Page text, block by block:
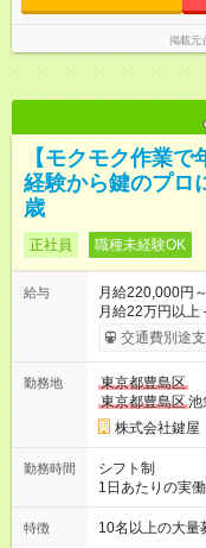
月の研修期間が
掲載元
【モクモク作業
経験から鍵のプロ
歳
正社員 職種未経験OK
給与
月給220,000円～
月給22万円以上＋
万円を最低保証
す。 ※インセン
す。そのほかの条件に
間あり 試用期間
じです。
交通費別途
勤務地
東京都豊島区
東京都豊島区池
株式会社鍵屋
勤務時間
シフト制
1日あたりの実
時間 シフト例
10時00分～20
特徴 10名以上の大量